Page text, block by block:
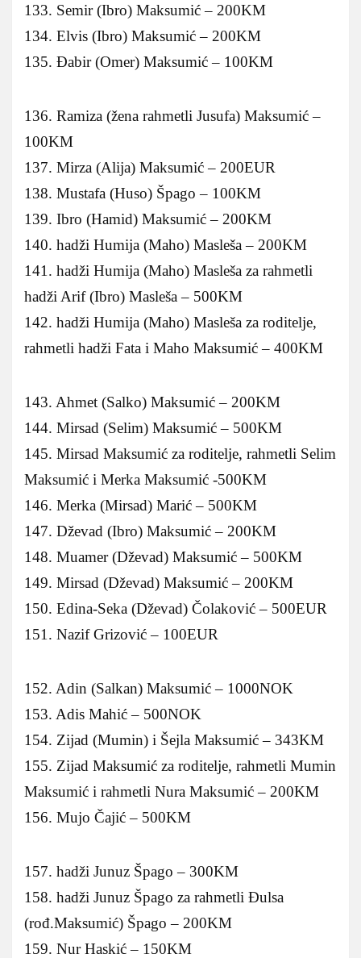
133. Semir (Ibro) Maksumić – 200KM
134. Elvis (Ibro) Maksumić – 200KM
135. Đabir (Omer) Maksumić – 100KM
136. Ramiza (žena rahmetli Jusufa) Maksumić –
100KM
137. Mirza (Alija) Maksumić – 200EUR
138. Mustafa (Huso) Špago – 100KM
139. Ibro (Hamid) Maksumić – 200KM
140. hadži Humija (Maho) Masleša – 200KM
141. hadži Humija (Maho) Masleša za rahmetli
hadži Arif (Ibro) Masleša – 500KM
142. hadži Humija (Maho) Masleša za roditelje,
rahmetli hadži Fata i Maho Maksumić – 400KM
143. Ahmet (Salko) Maksumić – 200KM
144. Mirsad (Selim) Maksumić – 500KM
145. Mirsad Maksumić za roditelje, rahmetli Selim
Maksumić i Merka Maksumić -500KM
146. Merka (Mirsad) Marić – 500KM
147. Dževad (Ibro) Maksumić – 200KM
148. Muamer (Dževad) Maksumić – 500KM
149. Mirsad (Dževad) Maksumić – 200KM
150. Edina-Seka (Dževad) Čolaković – 500EUR
151. Nazif Grizović – 100EUR
152. Adin (Salkan) Maksumić – 1000NOK
153. Adis Mahić – 500NOK
154. Zijad (Mumin) i Šejla Maksumić – 343KM
155. Zijad Maksumić za roditelje, rahmetli Mumin
Maksumić i rahmetli Nura Maksumić – 200KM
156. Mujo Čajić – 500KM
157. hadži Junuz Špago – 300KM
158. hadži Junuz Špago za rahmetli Đulsa
(rođ.Maksumić) Špago – 200KM
159. Nur Haskić – 150KM